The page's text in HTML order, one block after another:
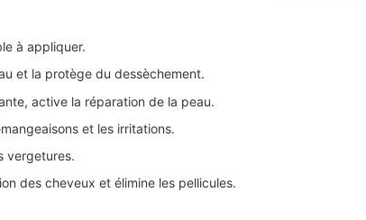
à appliquer.
et la protège du dessèchement.
active la réparation de la peau.
et les irritations.
vergetures.
des cheveux et élimine les pellicules.